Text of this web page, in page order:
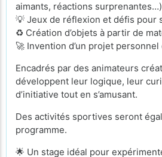
aimants, réactions surprenantes…)
💡 Jeux de réflexion et défis pour
♻️ Création d’objets à partir de
🚀 Invention d’un projet
Encadrés par des animateurs
développent leur logique, leur
d’initiative tout en s’amusant.
Des activités sportives seront
programme.
🌟 Un stage idéal pour